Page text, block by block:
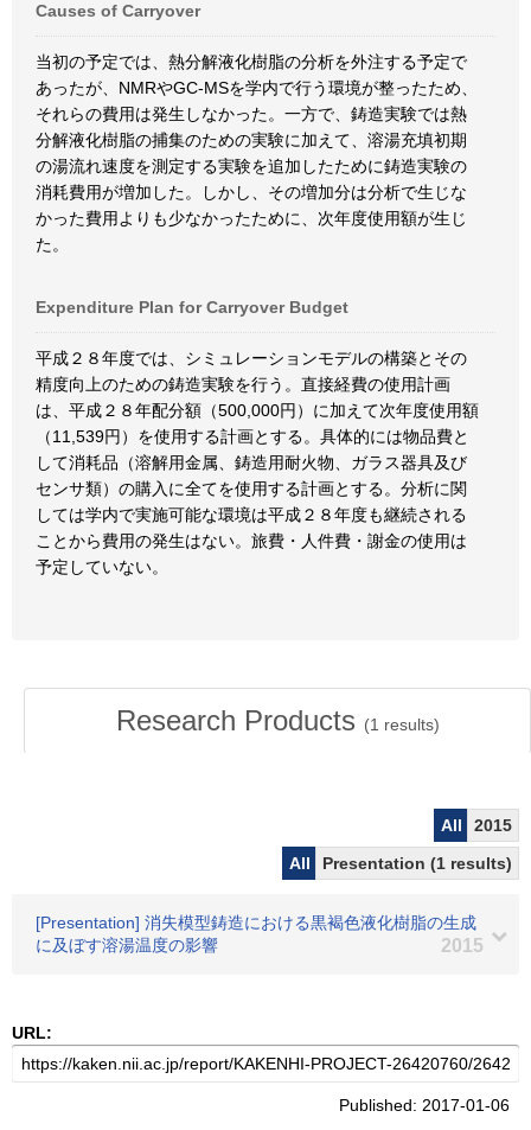
Causes of Carryover
当初の予定では、熱分解液化樹脂の分析を外注する予定で
あったが、NMRやGC-MSを学内で行う環境が整ったため、
それらの費用は発生しなかった。一方で、鋳造実験では熱
分解液化樹脂の捕集のための実験に加えて、溶湯充填初期
の湯流れ速度を測定する実験を追加したために鋳造実験の
消耗費用が増加した。しかし、その増加分は分析で生じな
かった費用よりも少なかったために、次年度使用額が生じ
た。
Expenditure Plan for Carryover Budget
平成２８年度では、シミュレーションモデルの構築とその
精度向上のための鋳造実験を行う。直接経費の使用計画
は、平成２８年配分額（500,000円）に加えて次年度使用額
（11,539円）を使用する計画とする。具体的には物品費と
して消耗品（溶解用金属、鋳造用耐火物、ガラス器具及び
センサ類）の購入に全てを使用する計画とする。分析に関
しては学内で実施可能な環境は平成２８年度も継続される
ことから費用の発生はない。旅費・人件費・謝金の使用は
予定していない。
Research Products (1 results)
All
2015
All
Presentation (1 results)
[Presentation] 消失模型鋳造における黒褐色液化樹脂の生成
に及ぼす溶湯温度の影響
2015
URL:
Published: 2017-01-06